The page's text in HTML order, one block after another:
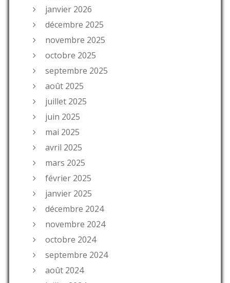
janvier 2026
décembre 2025
novembre 2025
octobre 2025
septembre 2025
août 2025
juillet 2025
juin 2025
mai 2025
avril 2025
mars 2025
février 2025
janvier 2025
décembre 2024
novembre 2024
octobre 2024
septembre 2024
août 2024